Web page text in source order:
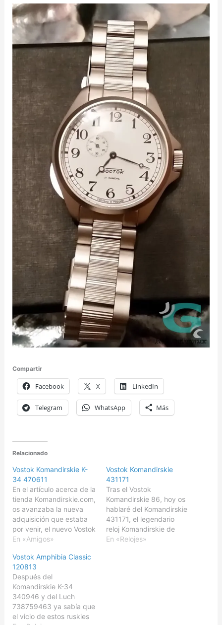
Compartir
Facebook X LinkedIn
Telegram WhatsApp Más
Relacionado
Vostok Komandirskie K-
34 470611
En el artículo acerca de la
tienda Komandirskie.com,
os avanzaba la nueva
adquisición que estaba
por venir, el nuevo Vostok
Komandirskie 470611.
470611, se integra en la
familia Vostok K-34. Con
un precio oficial de
10.680 rublos (156€), es
un reloj caro para lo que
nos tienen
acostumbrados…
En «Amigos»
Vostok Komandirskie
431171
Tras el Vostok
Komandirskie 86, hoy os
hablaré del Komandirskie
431171, el legendario
reloj Komandirskie de
Vostok, probablemente
En «Relojes»
Vostok Amphibia Classic
120813
Después del
Komandirskie K-34
340946 y del Luch
738759463 ya sabía que
el vicio de estos ruskies